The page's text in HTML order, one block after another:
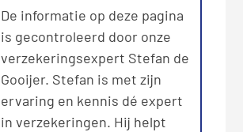
De informatie op deze pagina
is gecontroleerd door onze
verzekeringsexpert Stefan de
Gooijer. Stefan is met zijn
ervaring en kennis dé expert
in verzekeringen. Hij helpt